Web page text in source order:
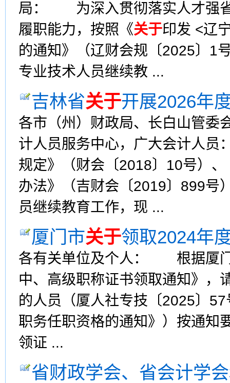
局： 为深入贯彻落实人才强省
履职能力，按照《关于印发 <辽
的通知》（辽财会规〔2025〕1
专业技术人员继续教 ...
吉林省关于开展2026年
各市（州）财政局、长白山管委
计人员服务中心，广大会计人
规定》（财会〔2018〕10号）
办法》（吉财会〔2019〕899号
员继续教育工作，现 ...
厦门市关于领取2024年
各有关单位及个人： 根据厦
中、高级职称证书领取通知》，
的人员（厦人社专技〔2025〕57
职务任职资格的通知》）按通
领证 ...
省财政学会、省会计学